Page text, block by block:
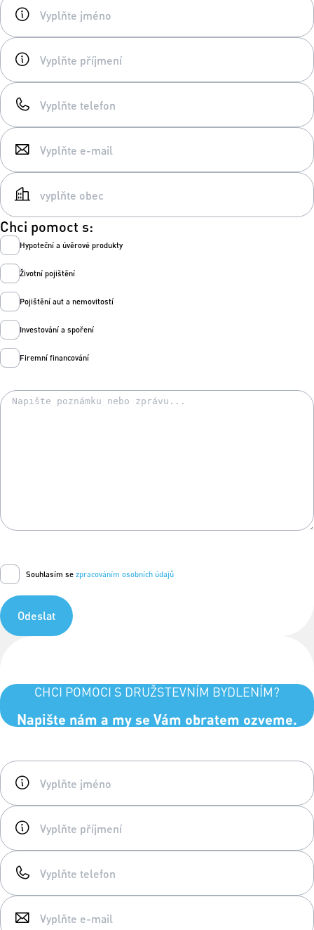
Chci pomoct s:
Hypoteční a úvěrové produkty
Životní pojištění
Pojištění aut a nemovitostí
Investování a spoření
Firemní financování
Souhlasím se zpracováním osobních údajů
Odeslat
CHCI POMOCI S DRUŽSTEVNÍM BYDLENÍM?
Napište nám a my se Vám obratem ozveme.